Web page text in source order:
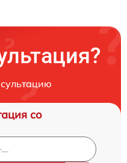
со